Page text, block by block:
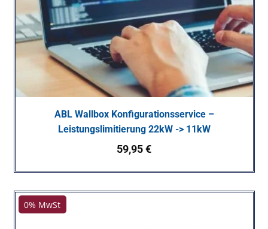
ABL Wallbox Konfigurationsservice –
Leistungslimitierung 22kW -> 11kW
59,95€
0% MwSt